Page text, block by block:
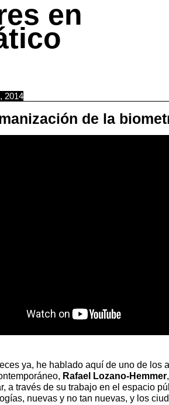
en
2014
de la
ya, he hablado aquí de uno de los
Rafael Lozano-Hemmer
a través de su trabajo en el espacio
nuevas y no tan nuevas, y los